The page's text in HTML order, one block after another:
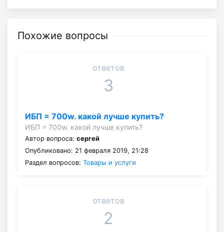
Похожие вопросы
ответов
3
ИБП = 700w. какой лучше купить?
ИБП = 700w. какой лучше купить?
Автор вопроса: сергей
Опубликовано: 21 февраля 2019, 21:28
Раздел вопросов: Товары и услуги
ответов
2